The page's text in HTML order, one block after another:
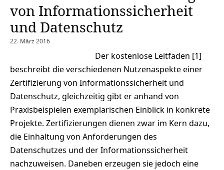
von Informationssicherheit
und Datenschutz
22. März 2016
Der kostenlose Leitfaden [1]
beschreibt die verschiedenen Nutzenaspekte einer
Zertifizierung von Informationssicherheit und
Datenschutz, gleichzeitig gibt er anhand von
Praxisbeispielen exemplarischen Einblick in konkrete
Projekte. Zertifizierungen dienen zwar im Kern dazu,
die Einhaltung von Anforderungen des
Datenschutzes und der Informationssicherheit
nachzuweisen. Daneben erzeugen sie jedoch eine